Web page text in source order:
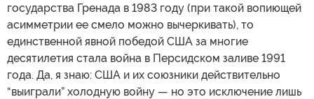
государства Гренада в 1983 году (при такой вопиющей
асимметрии ее смело можно вычеркивать), то
единственной явной победой США за многие
десятилетия стала война в Персидском заливе 1991
года. Да, я знаю: США и их союзники действительно
“выиграли” холодную войну — но это исключение лишь